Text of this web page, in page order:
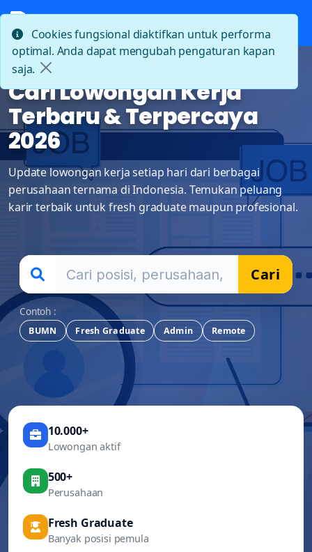
Cari Lowongan Kerja
Terbaru & Terpercaya
2026
Update lowongan kerja setiap hari dari berbagai
perusahaan ternama di Indonesia. Temukan peluang
karir terbaik untuk fresh graduate maupun profesional.
Cari
Contoh :
BUMN Fresh Graduate Admin Remote
10.000+
Lowongan aktif
500+
Perusahaan
Fresh Graduate
Banyak posisi pemula
Cookies fungsional diaktifkan untuk performa
optimal. Anda dapat mengubah pengaturan kapan
saja.